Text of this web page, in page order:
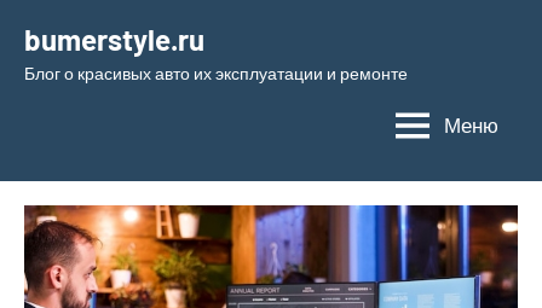
содержимому
bumerstyle.ru
Блог о красивых авто их эксплуатации и ремонте
Меню